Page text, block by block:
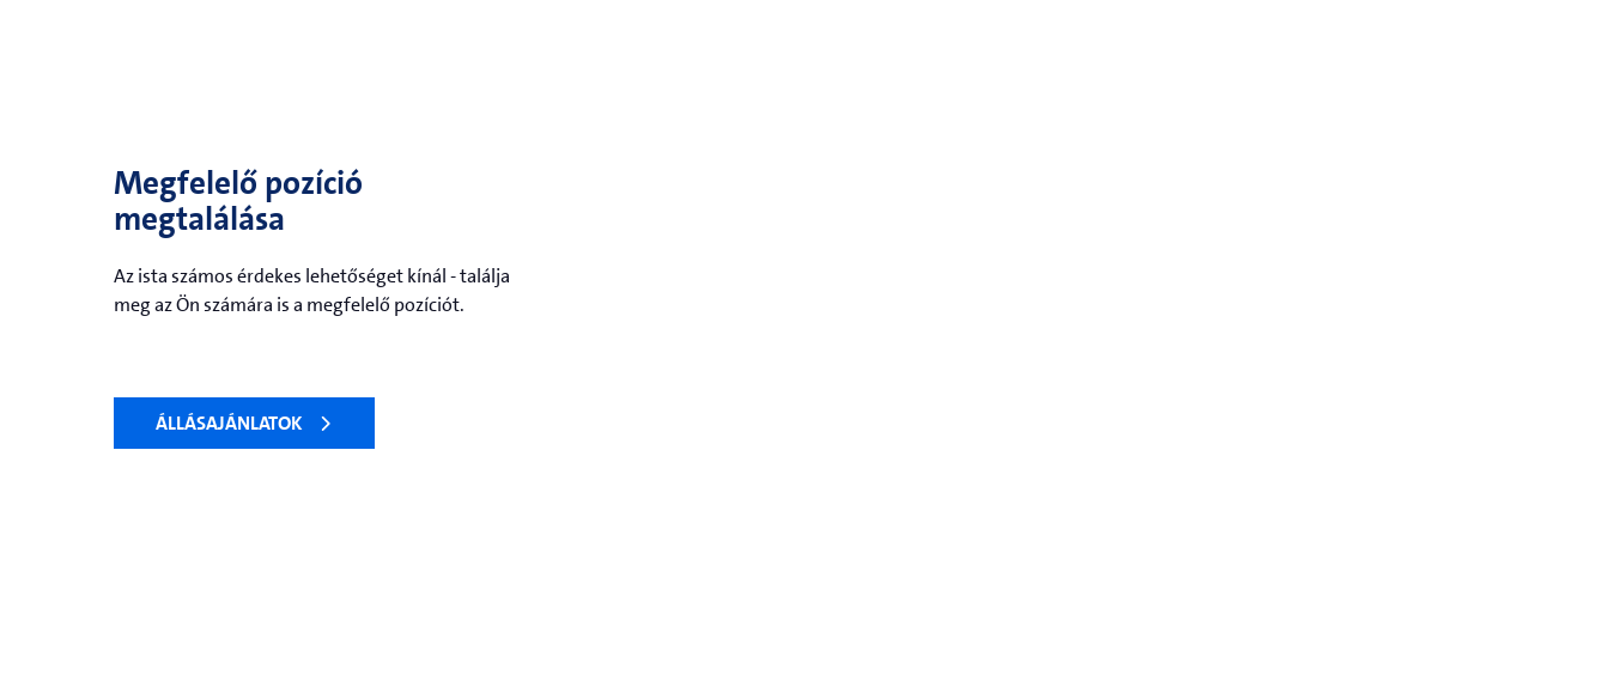
Megfelelő pozíció
megtalálása
Az ista számos érdekes lehetőséget kínál - találja
meg az Ön számára is a megfelelő pozíciót.
ÁLLÁSAJÁNLATOK